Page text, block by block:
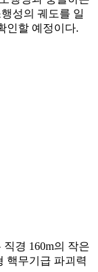
성의 궤도를 일
인할 예정이다.
경 160m의 작은
핵무기급 파괴력